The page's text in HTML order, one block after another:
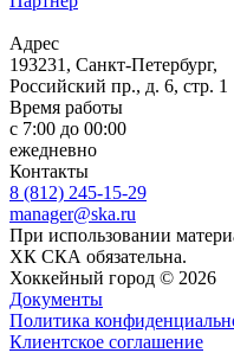
Адрес
193231, Санкт-Петербург,
Российский пр., д. 6, стр. 1
Время работы
с 7:00 до 00:00
ежедневно
Контакты
8 (812) 245-15-29
manager@ska.ru
При использовании
ХК СКА обязательна.
Хоккейный город © 2026
Документы
Политика
Клиентское соглашение